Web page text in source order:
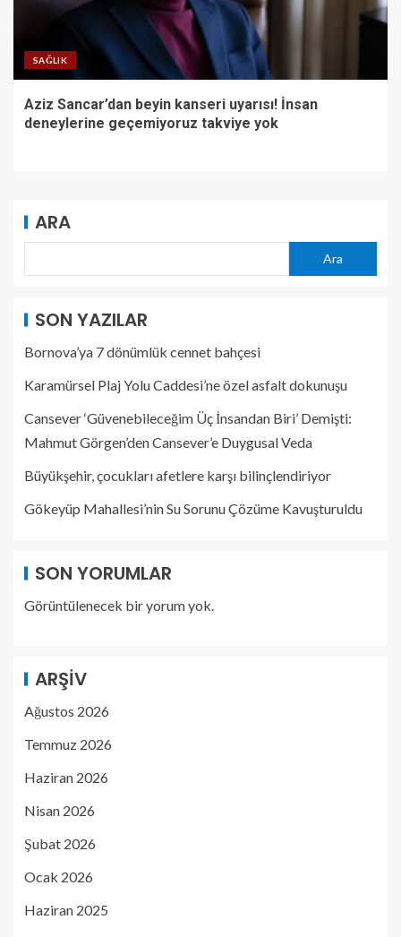
SAĞLIK
Aziz Sancar’dan beyin kanseri uyarısı! İnsan
deneylerine geçemiyoruz takviye yok
ARA
Ara
SON YAZILAR
Bornova’ya 7 dönümlük cennet bahçesi
Karamürsel Plaj Yolu Caddesi’ne özel asfalt dokunuşu
Cansever ‘Güvenebileceğim Üç İnsandan Biri’ Demişti:
Mahmut Görgen’den Cansever’e Duygusal Veda
Büyükşehir, çocukları afetlere karşı bilinçlendiriyor
Gökeyüp Mahallesi’nin Su Sorunu Çözüme Kavuşturuldu
SON YORUMLAR
Görüntülenecek bir yorum yok.
ARŞIV
Ağustos 2026
Temmuz 2026
Haziran 2026
Nisan 2026
Şubat 2026
Ocak 2026
Haziran 2025